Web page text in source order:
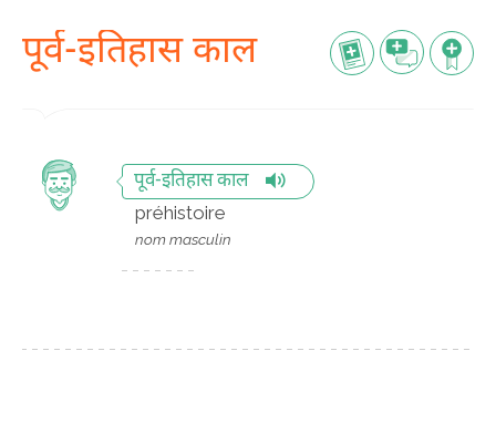
पूर्व-इतिहास काल
पूर्व-इतिहास काल
préhistoire
nom masculin